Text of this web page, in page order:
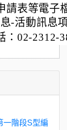
請表等電子
-活動訊息
：02-2312-
一階段S型編